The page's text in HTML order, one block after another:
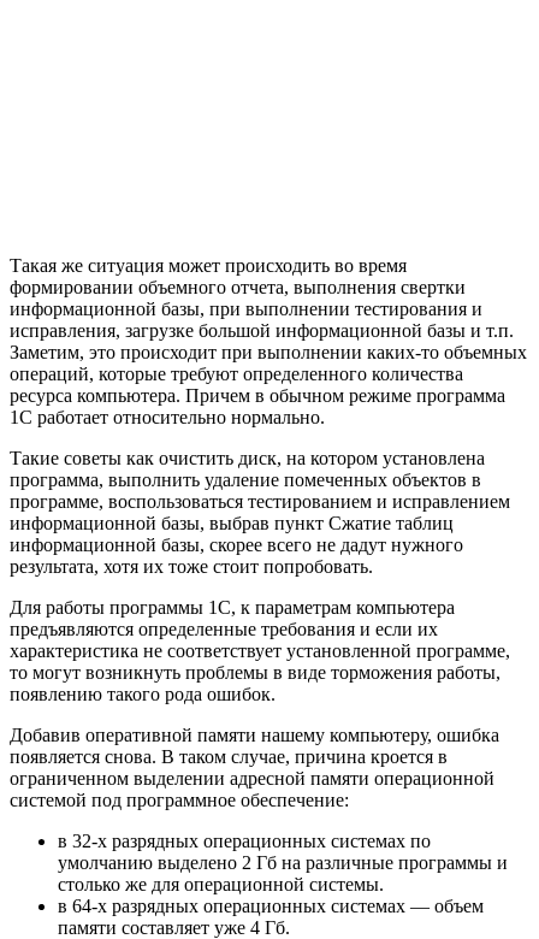
Такая же ситуация может происходить во время
формировании объемного отчета, выполнения свертки
информационной базы, при выполнении тестирования и
исправления, загрузке большой информационной базы и т.п.
Заметим, это происходит при выполнении каких-то объемных
операций, которые требуют определенного количества
ресурса компьютера. Причем в обычном режиме программа
1С работает относительно нормально.
Такие советы как очистить диск, на котором установлена
программа, выполнить удаление помеченных объектов в
программе, воспользоваться тестированием и исправлением
информационной базы, выбрав пункт Сжатие таблиц
информационной базы, скорее всего не дадут нужного
результата, хотя их тоже стоит попробовать.
Для работы программы 1С, к параметрам компьютера
предъявляются определенные требования и если их
характеристика не соответствует установленной программе,
то могут возникнуть проблемы в виде торможения работы,
появлению такого рода ошибок.
Добавив оперативной памяти нашему компьютеру, ошибка
появляется снова. В таком случае, причина кроется в
ограниченном выделении адресной памяти операционной
системой под программное обеспечение:
в 32-х разрядных операционных системах по
умолчанию выделено 2 Гб на различные программы и
столько же для операционной системы.
в 64-х разрядных операционных системах — объем
памяти составляет уже 4 Гб.